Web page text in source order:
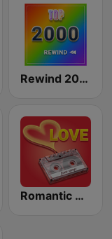
Rewind 2000's
Romantic Vibes